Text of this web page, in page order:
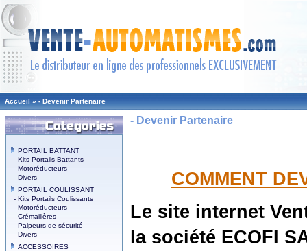
Accueil » - Devenir Partenaire
PORTAIL BATTANT
- Kits Portails Battants
- Motoréducteurs
- Divers
PORTAIL COULISSANT
- Kits Portails Coulissants
- Motoréducteurs
- Crémaillères
- Palpeurs de sécurité
- Divers
ACCESSOIRES
- Devenir Partenaire
COMMENT
Le site internet
la société ECOFI